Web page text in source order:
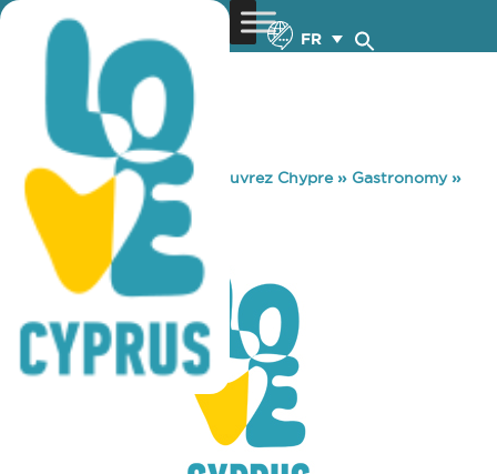
FR
You are here: Home »Découvrez Chypre» Gastronomy»
LONDON PUB
LONDON PUB